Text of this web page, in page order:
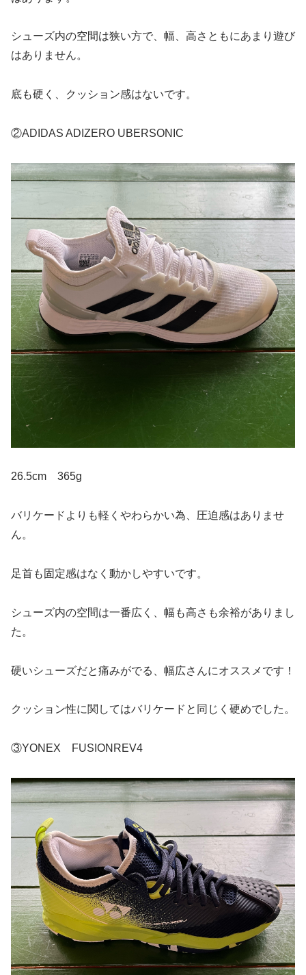
シューズ内の空間は狭い方で、幅、高さともにあまり遊び
はありません。
底も硬く、クッション感はないです。
②ADIDAS ADIZERO UBERSONIC
26.5cm 365g
バリケードよりも軽くやわらかい為、圧迫感はありませ
ん。
足首も固定感はなく動かしやすいです。
シューズ内の空間は一番広く、幅も高さも余裕がありまし
た。
硬いシューズだと痛みがでる、幅広さんにオススメです！
クッション性に関してはバリケードと同じく硬めでした。
③YONEX FUSIONREV4